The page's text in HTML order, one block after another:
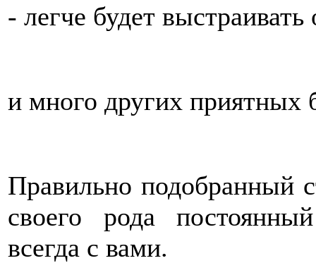
- легче будет
и много других приятных
Правильно подобранный
своего рода
всегда с вами.